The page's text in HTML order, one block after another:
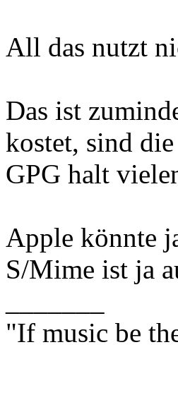
All das nutzt
Das ist
kostet, sind
GPG halt
Apple könnte
S/Mime ist ja
"If music be
William